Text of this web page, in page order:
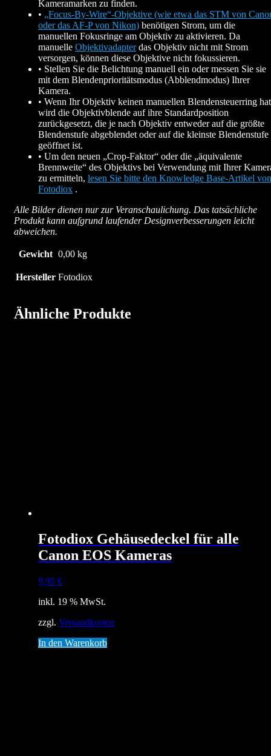
Kameramarken zu finden.
• „Focus-By-Wire“-Objektive (wie etwa das STM von
oder das AF-P von Nikon) benötigen Strom, um die
manuellen Fokusringe am Objektiv zu aktivieren. Da
manuelle Objektivadapterdas Objektiv nicht mit Strom
versorgen, können diese Objektive nicht fokussieren.
• Stellen Sie die Belichtung manuell ein oder messen Sie sie
mit dem Blendenprioritätsmodus (Abblendmodus) Ihrer
Kamera.
• Wenn Ihr Objektiv keinen manuellen Blendensteuerring
wird die Objektivblende auf ihre Standardposition
zurückgesetzt, die je nach Objektiv entweder auf die größte
Blendenstufe abgeblendet oder auf die kleinste Blendenstufe
geöffnet ist.
• Um den neuen „Crop-Faktor“ oder die „äquivalente
Brennweite“ des Objektivs bei Verwendung mit Ihrer
zu ermitteln, lesen Sie bitte den Knowledge Base-Artikel von
Fotodiox .
Alle Bilder dienen nur zur Veranschaulichung. Das tatsächliche
Produkt kann aufgrund laufender Designverbesserungen leicht
abweichen.
Gewicht 0,00 kg
Hersteller Fotodiox
Ähnliche Produkte
Fotodiox Gehäusedeckel für alle
Canon EOS Kameras
9,95 €
inkl. 19 % MwSt.
zzgl. Versandkosten
In den Warenkorb